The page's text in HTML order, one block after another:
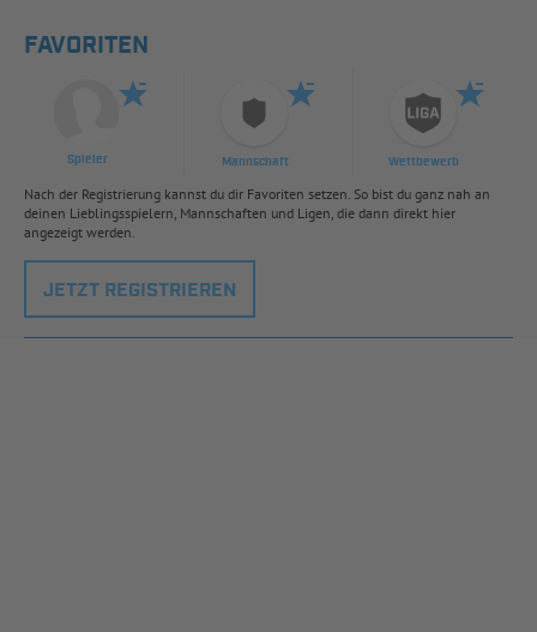
FAVORITEN
Spieler Mannschaft Wettbewerb
Nach der Registrierung kannst du dir Favoriten setzen. So bist du ganz nah an
deinen Lieblingsspielern, Mannschaften und Ligen, die dann direkt hier
angezeigt werden.
JETZT REGISTRIEREN